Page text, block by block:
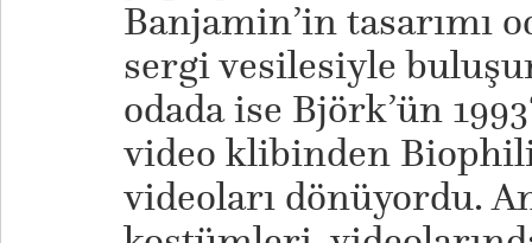
Banjamin’in tasarımı
sergi vesilesiyle
odada ise Björk’ün
video klibinden
videoları dönüyordu.